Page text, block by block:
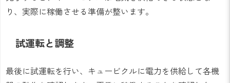
り、実際に稼働させる準備が整います。
試運転と調整
最後に試運転を行い、キュービクルに電力を供給して各機